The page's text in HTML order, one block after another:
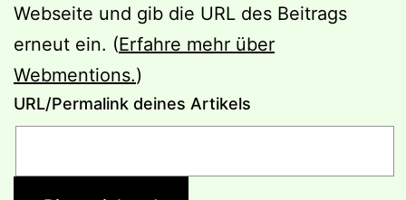
Webseite und gib die URL des Beitrags
erneut ein. (Erfahre mehr über
Webmentions.)
URL/Permalink deines Artikels